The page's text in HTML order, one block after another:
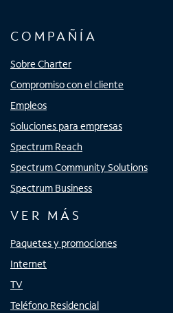
COMPAÑÍA
Sobre Charter
Compromiso con el cliente
Empleos
Soluciones para empresas
Spectrum Reach
Spectrum Community Solutions
Spectrum Business
VER MÁS
Paquetes y promociones
Internet
TV
Teléfono Residencial